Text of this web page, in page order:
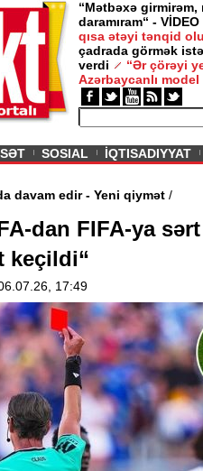
“Mətbəxə girmirəm,
daramıram“ - VİDEO
qısa ətəyi tənqid
çadrada görmək
verdi
“Ər çörəyi
Azərbaycanlı model
SOSIAL İQTISADIYYAT
davam edir - Yeni
dan FIFA-ya sərt
keçildi“
17:49